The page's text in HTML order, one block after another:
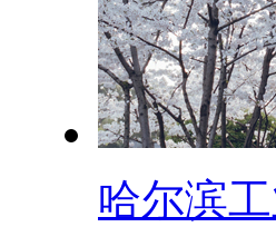
哈尔滨